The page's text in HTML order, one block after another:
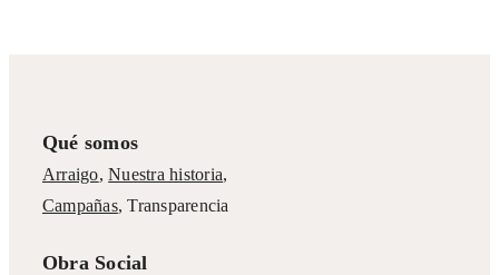
Qué somos
Arraigo,Nuestra historia,
Campañas, Transparencia
Obra Social